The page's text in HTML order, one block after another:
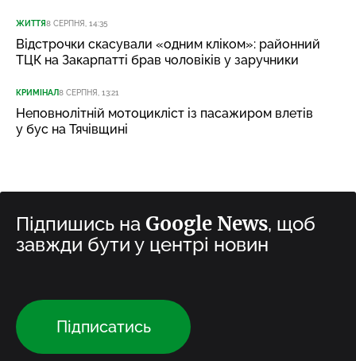
ЖИТТЯ8 СЕРПНЯ, 14:35
Відстрочки скасували «одним кліком»: районний
ТЦК на Закарпатті брав чоловіків у заручники
КРИМІНАЛ8 СЕРПНЯ, 13:21
Неповнолітній мотоцикліст із пасажиром влетів
у бус на Тячівщині
Підпишись на Google News, щоб
завжди бути у центрі новин
Підписатись